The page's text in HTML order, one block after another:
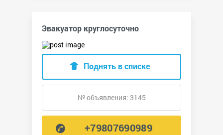
Эвакуатор круглосуточно
Поднять в списке
№ объявления: 3145
+79807690989